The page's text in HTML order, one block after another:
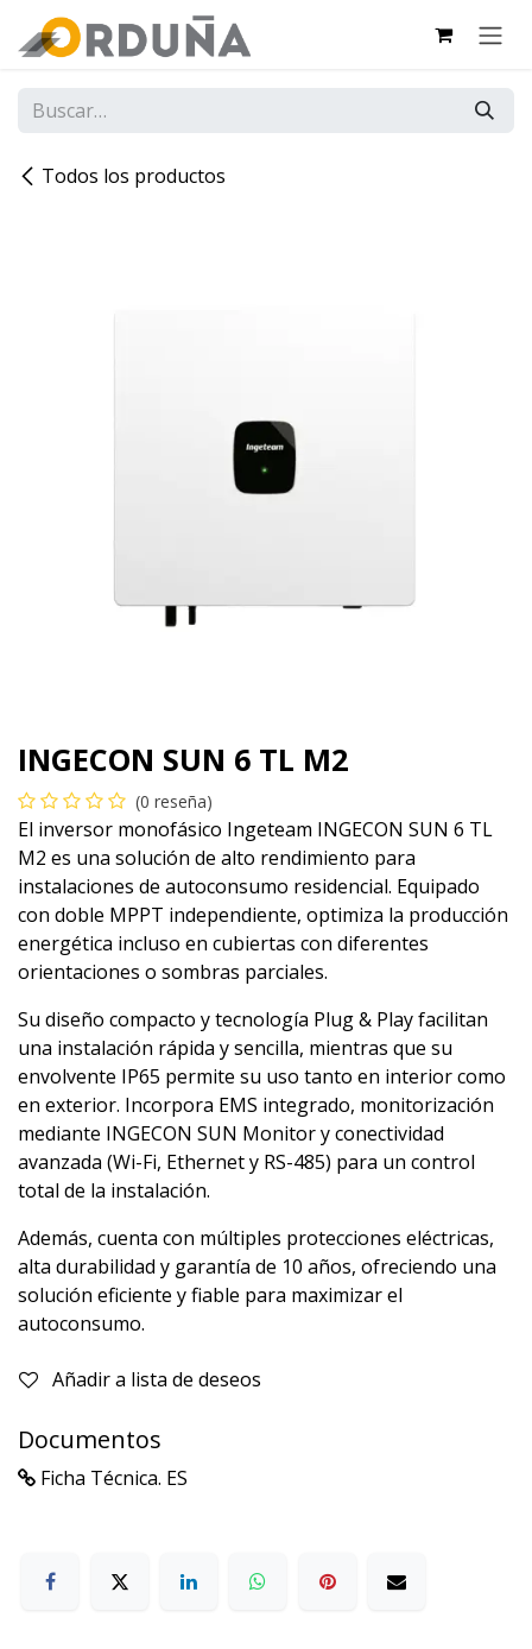
Todos los productos
INGECON SUN 6 TL M2
(0 reseña)
El inversor monofásico Ingeteam INGECON SUN 6 TL
M2 es una solución de alto rendimiento para
instalaciones de autoconsumo residencial. Equipado
con doble MPPT independiente, optimiza la producción
energética incluso en cubiertas con diferentes
orientaciones o sombras parciales.
Su diseño compacto y tecnología Plug & Play facilitan
una instalación rápida y sencilla, mientras que su
envolvente IP65 permite su uso tanto en interior como
en exterior. Incorpora EMS integrado, monitorización
mediante INGECON SUN Monitor y conectividad
avanzada (Wi-Fi, Ethernet y RS-485) para un control
total de la instalación.
Además, cuenta con múltiples protecciones eléctricas,
alta durabilidad y garantía de 10 años, ofreciendo una
solución eficiente y fiable para maximizar el
autoconsumo.
Añadir a lista de deseos
Documentos
Ficha Técnica. ES